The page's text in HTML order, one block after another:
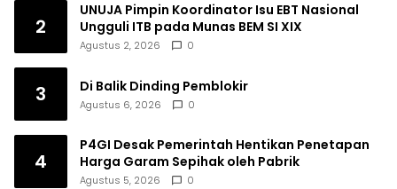
2
UNUJA Pimpin Koordinator Isu EBT Nasional
Ungguli ITB pada Munas BEM SI XIX
Agustus 2, 2026 0
3 Di Balik Dinding Pemblokir
Agustus 6, 2026 0
4
P4GI Desak Pemerintah Hentikan Penetapan
Harga Garam Sepihak oleh Pabrik
Agustus 5, 2026 0